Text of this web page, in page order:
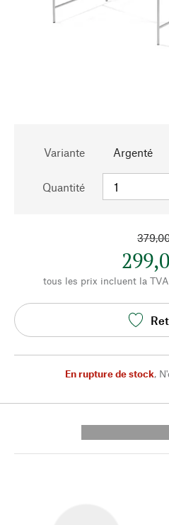
Variante Argenté
Quantité
tous les prix incluent la
En rupture de stock,